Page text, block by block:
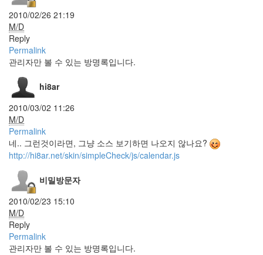
2010/02/26 21:19
M/D
Reply
Permalink
관리자만 볼 수 있는 방명록입니다.
hi8ar
2010/03/02 11:26
M/D
Permalink
네.. 그런것이라면, 그냥 소스 보기하면 나오지 않나요?
http://hi8ar.net/skin/simpleCheck/js/calendar.js
비밀방문자
2010/02/23 15:10
M/D
Reply
Permalink
관리자만 볼 수 있는 방명록입니다.
전
아
이
패
드
Bon
Jovi
AveDesk
Tumblr
독
리
아
파
ashamed